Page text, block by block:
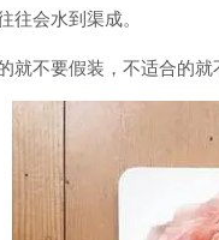
往会水到渠成。
就不要假装，不适合的